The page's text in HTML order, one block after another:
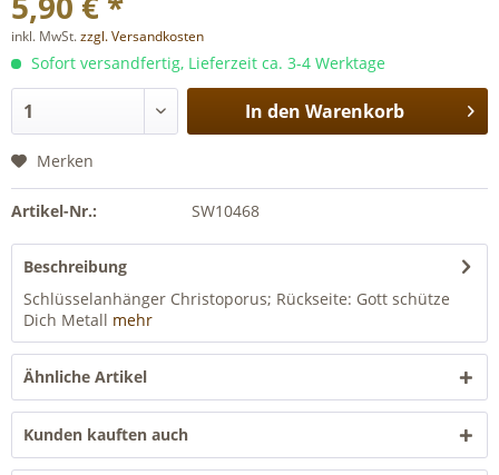
inkl. MwSt.zzgl. Versandkosten
Sofort versandfertig, Lieferzeit ca. 3-4 Werktage
In den Warenkorb
Merken
Artikel-Nr.: SW10468
Beschreibung
Schlüsselanhänger Christoporus; Rückseite: Gott schütze
Dich Metall mehr
Ähnliche Artikel
Kunden kauften auch